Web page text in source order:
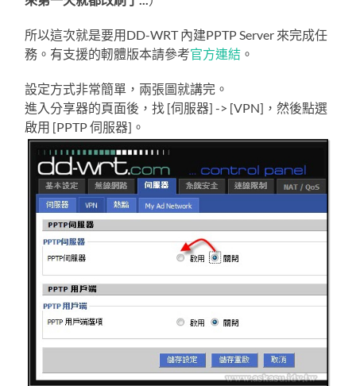
所以這次就是要用DD-WRT 內建PPTP Server 來完成任
務。有支援的軔體版本請參考官方連結 。
設定方式非常簡單，兩張圖就講完。
進入分享器的頁面後，找 [伺服器] -> [VPN]，然後點選
啟用 [PPTP 伺服器]。